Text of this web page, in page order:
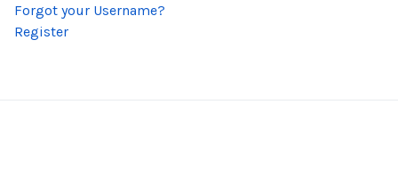
Forgot your Username?
Register